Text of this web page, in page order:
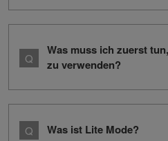
Was muss ich zuerst
zu verwenden?
Was ist Lite Mode?